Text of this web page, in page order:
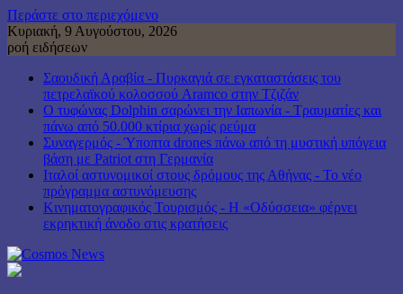
Περάστε στο περιεχόμενο
Κυριακή, 9 Αυγούστου, 2026
ροή ειδήσεων
Σαουδική Αραβία - Πυρκαγιά σε εγκαταστάσεις του
πετρελαϊκού κολοσσού Aramco στην Τζιζάν
Ο τυφώνας Dolphin σαρώνει την Ιαπωνία - Τραυματίες και
πάνω από 50.000 κτίρια χωρίς ρεύμα
Συναγερμός - Ύποπτα drones πάνω από τη μυστική υπόγεια
βάση με Patriot στη Γερμανία
Ιταλοί αστυνομικοί στους δρόμους της Αθήνας - Το νέο
πρόγραμμα αστυνόμευσης
Κινηματογραφικός Τουρισμός - Η «Οδύσσεια» φέρνει
εκρηκτική άνοδο στις κρατήσεις